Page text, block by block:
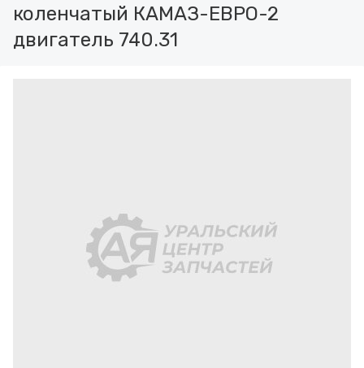
коленчатый КАМАЗ-ЕВРО-2
двигатель 740.31